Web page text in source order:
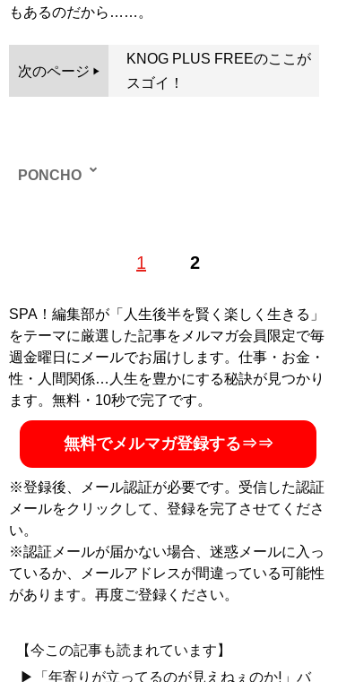
もあるのだから……。
次のページ
KNOG PLUS FREEのここが
スゴイ！
1 2
PONCHO
SPA！編集部が「人生後半を賢く楽しく生きる」
をテーマに厳選した記事をメルマガ会員限定で毎
週金曜日にメールでお届けします。仕事・お金・
性・人間関係…人生を豊かにする秘訣が見つかり
ます。無料・10秒で完了です。
無料でメルマガ登録する⇒⇒
※登録後、メール認証が必要です。受信した認証
メールをクリックして、登録を完了させてくださ
い。
※認証メールが届かない場合、迷惑メールに入っ
ているか、メールアドレスが間違っている可能性
があります。再度ご登録ください。
【今この記事も読まれています】
▶「年寄りが立ってるのが見えねぇのか!」バ